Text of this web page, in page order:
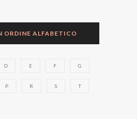
ORDINE ALFABETICO
D E F G
P R S T